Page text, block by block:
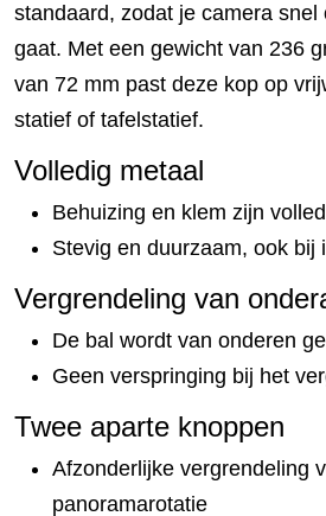
standaard, zodat je camera snel
gaat. Met een gewicht van 236
van 72 mm past deze kop op
statief of tafelstatief.
Volledig metaal
Behuizing en klem zijn
Stevig en duurzaam, ook bij
Vergrendeling van
De bal wordt van onderen
Geen verspringing bij het
Twee aparte knoppen
Afzonderlijke vergrendeling
panoramarotatie